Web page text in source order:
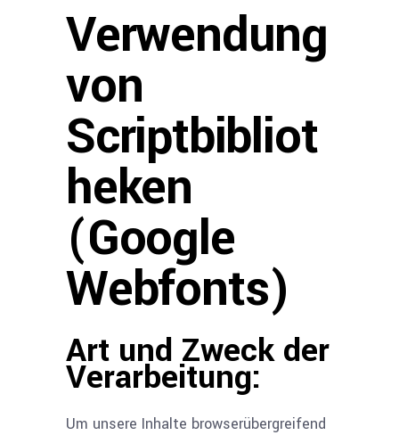
Verwendung
von
Scriptbibliot
heken
(Google
Webfonts)
Art und Zweck der
Verarbeitung:
Um unsere Inhalte browserübergreifend